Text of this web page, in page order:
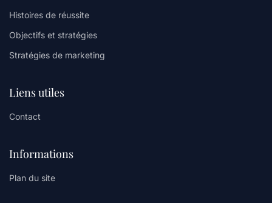
Histoires de réussite
Objectifs et stratégies
Stratégies de marketing
Liens utiles
Contact
Informations
Plan du site